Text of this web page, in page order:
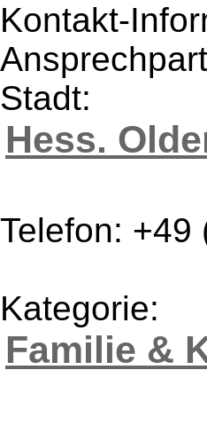
Kontakt-
Stadt:
Hess.
Telefon: +49
Kategorie:
Familie &